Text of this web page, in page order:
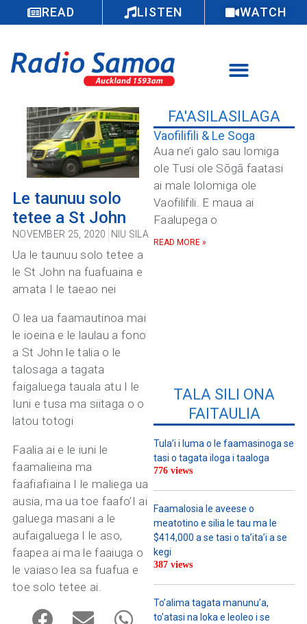
READ LISTEN WATCH
Le taunuu solo
tetee a St John
NOVEMBER 25, 2020 NIU SILA
Ua le taunuu solo tetee a
le St John na fuafuaina e
amata I le taeao nei
O lea ua faamautinoa mai
le ioeina e le laulau a fono
a St John le talia o le
talosaga a tagata
faigaluega tauala atu I le
Iuni e tusa ma siitaga o o
latou totogi
Faalia ai e le iuni le
faamalieina ma
faafiafiaina I le maliega ua
ausia, ma ua toe faafo’I ai
galuega masani a le
aufaigaluega I le aso,
faapea ai ma le faaiuga o
le vaiaso lea sa fuafua e
toe solo tetee ai.
FA'ASILASILAGA
Vaofilifili & Le Soga
Aua ne’i galo sau lomiga
ole Tusi ole Sōgā faatasi
ai male lolomiga ole
Vaofilifili. E maua ai
Faalupega o
READ MORE »
TALA SILI ONA
FAITAULIA
Tula’i i luma o le faamasinoga se
tasi o tagata iloga i taaloga
776 views
Faamalosia le aveese o
meatotino e silia le tau ma le
$414,000 a se tasi o ta’ita’i a se
kegi
387 views
To’alima tagata manunu’a,
to’atasi na loka e leoleo i se